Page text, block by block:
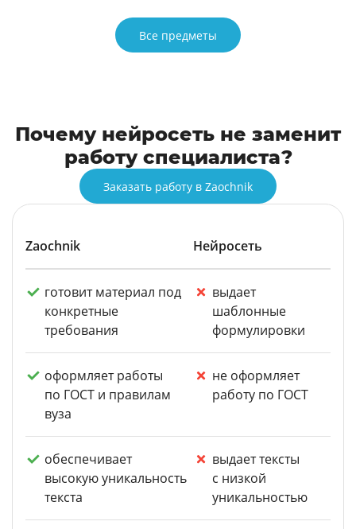
Все предметы
Почему нейросеть не заменит
работу специалиста?
Заказать работу в Zaochnik
Zaochnik Нейросеть
готовит материал под
конкретные
требования
выдает
шаблонные
формулировки
оформляет работы
по ГОСТ и правилам
вуза
не оформляет
работу по ГОСТ
обеспечивает
высокую уникальность
текста
выдает тексты
с низкой
уникальностью